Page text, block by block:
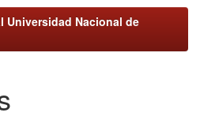
Nacional de